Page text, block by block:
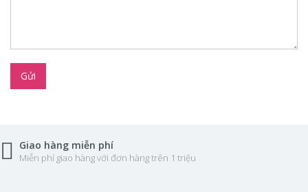
Gửi
Giao hàng miễn phí
Miễn phí giao hàng với đơn hàng trên 1 triệu